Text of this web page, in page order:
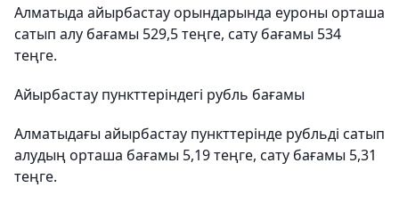
Алматыда айырбастау орындарында еуроны орташа
сатып алу бағамы 529,5 теңге, сату бағамы 534
теңге.
Айырбастау пункттеріндегі рубль бағамы
Алматыдағы айырбастау пункттерінде рубльді сатып
алудың орташа бағамы 5,19 теңге, сату бағамы 5,31
теңге.